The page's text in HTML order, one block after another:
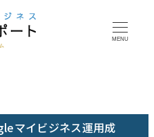
MENU
マイビジネス運用成